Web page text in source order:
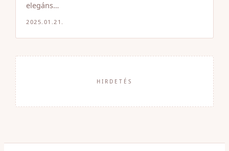
elegáns…
2025.01.21.
HIRDETÉS